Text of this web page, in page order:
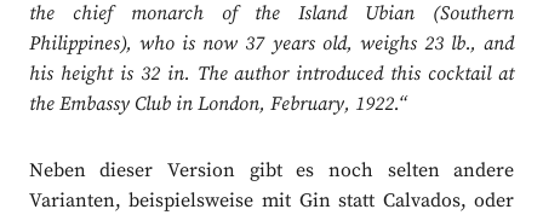
the chief monarch of the Island Ubian (Southern
Philippines), who is now 37 years old, weighs 23 lb., and
his height is 32 in. The author introduced this cocktail at
the Embassy Club in London, February, 1922.“
Neben dieser Version gibt es noch selten andere
Varianten, beispielsweise mit Gin statt Calvados, oder